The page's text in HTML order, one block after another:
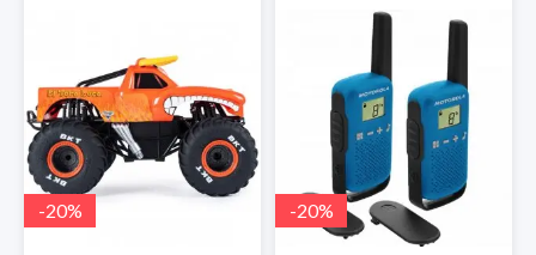
-20% -20%